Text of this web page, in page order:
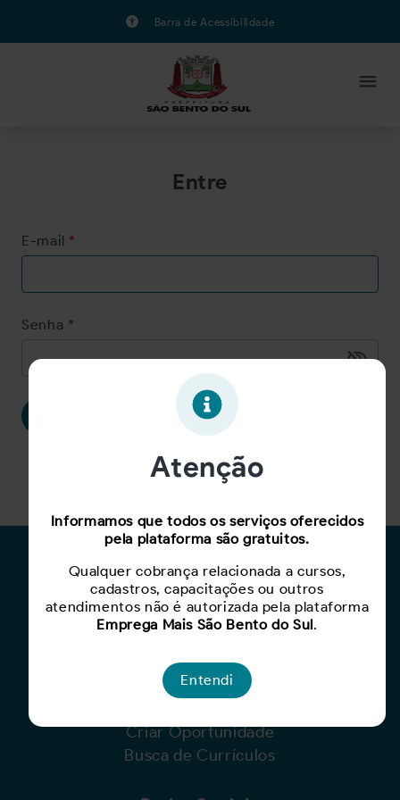
Barra de Acessibilidade
Entre
E-mail *
Senha *
Continuar
Esqueceu a senha?Clique aqui
Para Candidatos
Busca de Oportunidades
Cadastro de Currículo
Para Empresas
Criar Oportunidade
Busca de Currículos
Atenção
Informamos que todos os serviços oferecidos
pela plataforma são gratuitos.
Qualquer cobrança relacionada a cursos,
cadastros, capacitações ou outros
atendimentos não é autorizada pela plataforma
Emprega Mais São Bento do Sul.
Entendi